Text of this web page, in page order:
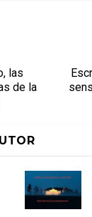
las
de la